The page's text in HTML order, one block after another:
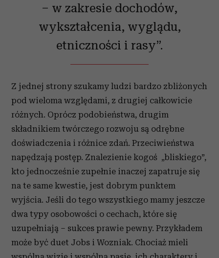
– w zakresie dochodów,
wykształcenia, wyglądu,
etniczności i rasy”.
Z jednej strony szukamy ludzi bardzo zbliżonych
pod wieloma względami, z drugiej całkowicie
różnych. Oprócz podobieństwa, drugim
składnikiem twórczego rozwoju są odrębne
doświadczenia i różnice zdań. Przeciwieństwa
napędzają postęp. Znalezienie kogoś „bliskiego”,
kto jednocześnie zupełnie inaczej zapatruje się
na te same kwestie, jest dobrym punktem
wyjścia. Jeśli do tego wszystkiego mamy jeszcze
dwa typy osobowości o cechach, które się
uzupełniają – sukces prawie pewny. Przykładem
może być duet Jobs i Wozniak. Chociaż mieli